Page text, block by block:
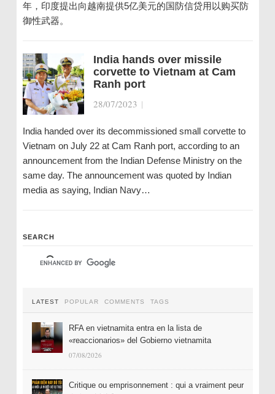
年，印度提出向越南提供5亿美元的国防信贷用以购买防
御性武器。
India hands over missile
corvette to Vietnam at Cam
Ranh port
28/07/2023 |
India handed over its decommissioned small corvette to
Vietnam on July 22 at Cam Ranh port, according to an
announcement from the Indian Defense Ministry on the
same day. The announcement was quoted by Indian
media as saying, Indian Navy…
SEARCH
LATEST POPULAR COMMENTS TAGS
RFA en vietnamita entra en la lista de
«reaccionarios» del Gobierno vietnamita
07/08/2026
Critique ou emprisonnement : qui a vraiment peur